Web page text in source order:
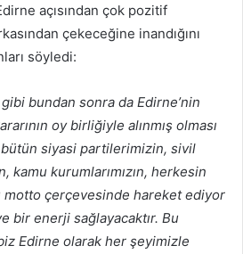
açısından çok pozitif
çekeceğine inandığını
söyledi:
bundan sonra da Edirne’nin
oy birliğiyle alınmış olması
siyasi partilerimizin, sivil
kamu kurumlarımızın, herkesin
çerçevesinde hareket ediyor
bir enerji sağlayacaktır. Bu
Edirne olarak her şeyimizle